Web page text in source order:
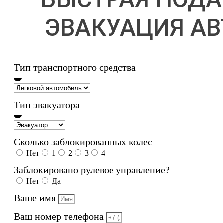
ЭВАКУАЦИЯ
Тип транспортного средства
Тип эвакуатора
Сколько заблокированных колес
Нет 1 2 3 4
Заблокировано рулевое управление?
Нет Да
Ваше имя
Ваш номер телефона